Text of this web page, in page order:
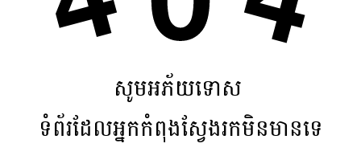
សូមអភ័យទោស
ទំព័រដែលអ្នកកំពុងស្វែងរកមិនមានទេ